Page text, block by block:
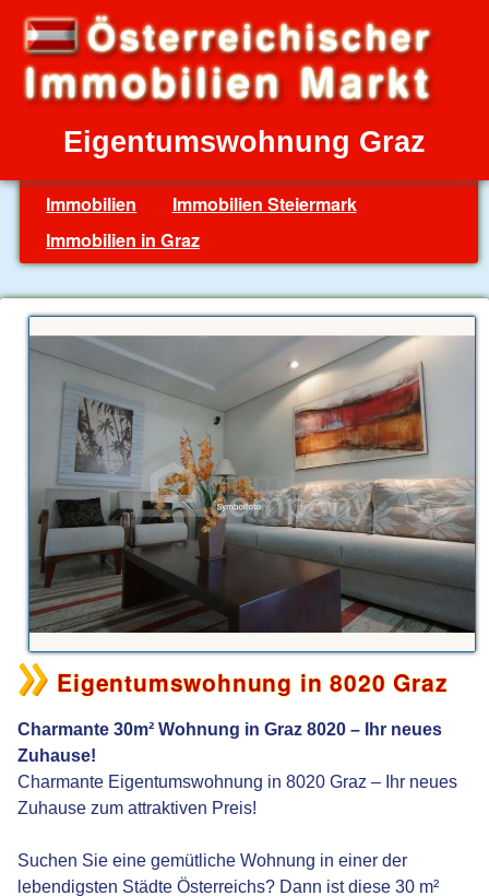
Eigentumswohnung Graz
Immobilien
Immobilien Steiermark
Immobilien in Graz
Eigentumswohnung in 8020 Graz
Charmante 30m² Wohnung in Graz 8020 – Ihr neues
Zuhause!
Charmante Eigentumswohnung in 8020 Graz – Ihr neues
Zuhause zum attraktiven Preis!
Suchen Sie eine gemütliche Wohnung in einer der
lebendigsten Städte Österreichs? Dann ist diese 30 m²